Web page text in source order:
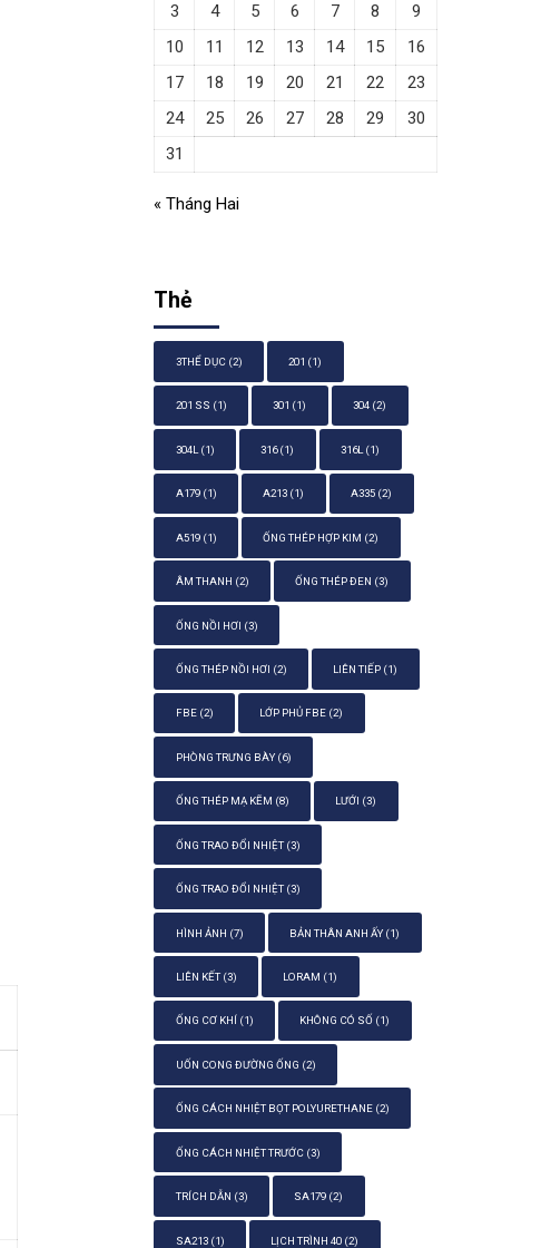
3
4 5 6 7 8
9
10
11 12 13 14 15
16
17
18 19 20 21 22
23
24
25 26 27 28 29
30
31
« Tháng Hai
Thẻ
3THỂ DỤC(2) 201 (1)
201 SS (1) 301 (1) 304 (2)
304L (1) 316(1) 316L (1)
A179(1) A213 (1) A335 (2)
A519(1) ỐNG THÉP HỢP KIM (2)
ÂM THANH (2) ỐNG THÉP ĐEN (3)
ỐNG NỒI HƠI (3)
ỐNG THÉP NỒI HƠI (2) LIÊN TIẾP (1)
FBE(2) LỚP PHỦ FBE (2)
PHÒNG TRƯNG BÀY(6)
ỐNG THÉP MẠ KẼM (8) LƯỚI (3)
ỐNG TRAO ĐỔI NHIỆT(3)
ỐNG TRAO ĐỔI NHIỆT(3)
HÌNH ẢNH (7) BẢN THÂN ANH ẤY (1)
LIÊN KẾT(3) LORAM (1)
ỐNG CƠ KHÍ (1) KHÔNG CÓ SỐ (1)
UỐN CONG ĐƯỜNG ỐNG (2)
ỐNG CÁCH NHIỆT BỌT POLYURETHANE(2)
ỐNG CÁCH NHIỆT TRƯỚC(3)
TRÍCH DẪN (3) SA179 (2)
SA213(1) LỊCH TRÌNH 40 (2)